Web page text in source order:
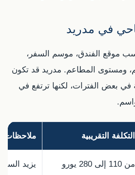
في مدريد
موقع الفندق، موسم السفر،
ومستوى المطاعم. مدريد قد تكون
في بعض الفترات، لكنها ترتفع في
التكلفة التقريبية ملاحظات
من 110 إلى 280 يورو
يزيد